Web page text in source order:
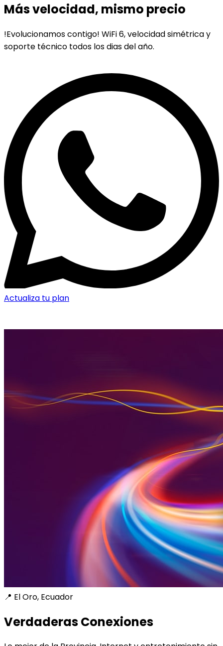
Más velocidad, mismo precio
!Evolucionamos contigo! WiFi 6, velocidad simétrica y
soporte técnico todos los dias del año.
Actualiza tu plan
📍 El Oro, Ecuador
Verdaderas Conexiones